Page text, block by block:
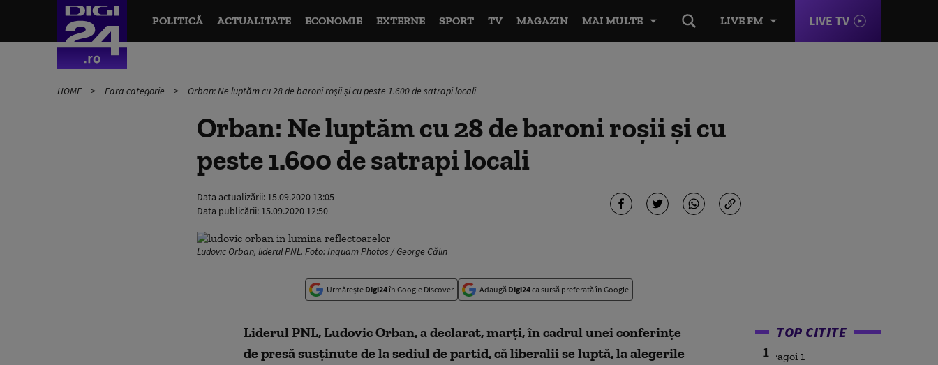
LIVE FM LIVE TV
POLITICĂ ACTUALITATE ECONOMIE EXTERNE SPORT TV MAGAZIN MAI MULTE
HOME Fara categorie Orban: Ne luptăm cu 28 de baroni roșii și cu peste 1.600 de satrapi locali
Orban: Ne luptăm cu 28 de baroni roșii și cu
peste 1.600 de satrapi locali
Data actualizării: 15.09.2020 13:05
Data publicării: 15.09.2020 12:50
Ludovic Orban, liderul PNL. Foto: Inquam Photos / George Călin
Urmărește Digi24în Google Discover Adaugă Digi24ca sursă preferată în Google
Liderul PNL, Ludovic Orban, a declarat, marți, în cadrul unei conferințe
de presă susținute de la sediul de partid, că liberalii se luptă, la alegerile
TOP CITITE
1